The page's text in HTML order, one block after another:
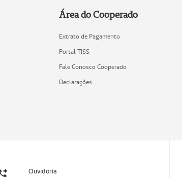
Área do Cooperado
Extrato de Pagamento
Portal TISS
Fale Conosco Cooperado
Declarações
Ouvidoria